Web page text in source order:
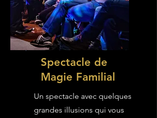
Spectacle de
Magie Familial
Un spectacle avec quelques
grandes illusions qui vous